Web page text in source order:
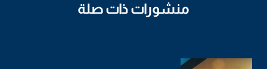
منشورات ذات صلة